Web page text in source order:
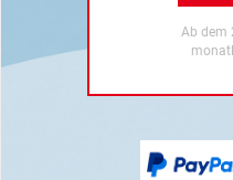
Ab dem